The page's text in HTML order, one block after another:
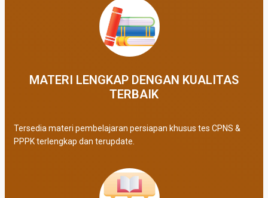
MATERI LENGKAP DENGAN KUALITAS
TERBAIK​
Tersedia materi pembelajaran persiapan khusus tes CPNS &
PPPK terlengkap dan terupdate.